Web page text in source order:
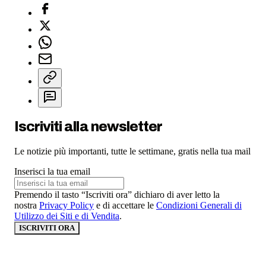
Iscriviti alla newsletter
Le notizie più importanti, tutte le settimane, gratis nella tua mail
Inserisci la tua email
Premendo il tasto “Iscriviti ora” dichiaro di aver letto la
nostra Privacy Policy e di accettare le Condizioni Generali di
Utilizzo dei Siti e di Vendita.
ISCRIVITI ORA